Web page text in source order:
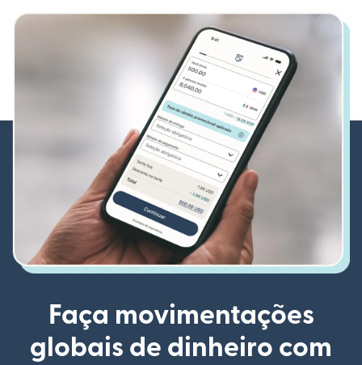
Faça movimentações
globais de dinheiro com